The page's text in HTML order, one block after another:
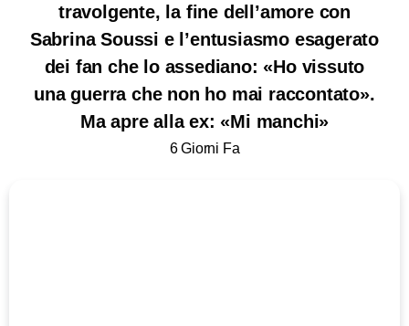
travolgente, la fine dell’amore con
Sabrina Soussi e l’entusiasmo esagerato
dei fan che lo assediano: «Ho vissuto
una guerra che non ho mai raccontato».
Ma apre alla ex: «Mi manchi»
6 Giorni Fa